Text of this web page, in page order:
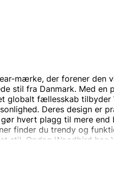
mærke, der forener den
stil fra Danmark. Med en
globalt fællesskab tilbyder
Deres design er
hvert plagg til mere end
finder du trendy og
stil. Opdag Woodbird hos
modeelsker.